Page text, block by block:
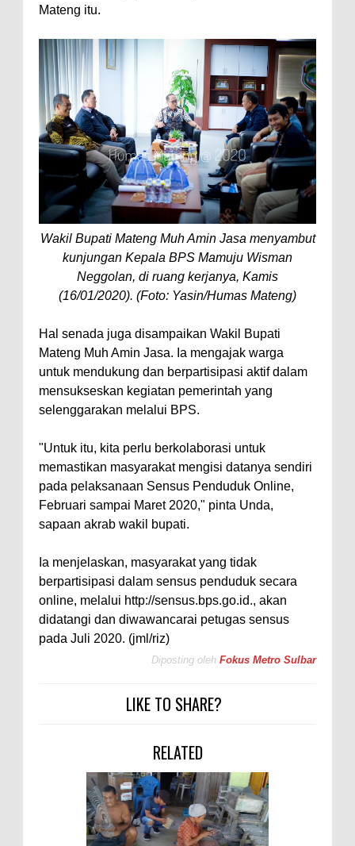
Mateng itu.
Wakil Bupati Mateng Muh Amin Jasa menyambut
kunjungan Kepala BPS Mamuju Wisman
Neggolan, di ruang kerjanya, Kamis
(16/01/2020). (Foto: Yasin/Humas Mateng)
Hal senada juga disampaikan Wakil Bupati
Mateng Muh Amin Jasa. Ia mengajak warga
untuk mendukung dan berpartisipasi aktif dalam
mensukseskan kegiatan pemerintah yang
selenggarakan melalui BPS.
"Untuk itu, kita perlu berkolaborasi untuk
memastikan masyarakat mengisi datanya sendiri
pada pelaksanaan Sensus Penduduk Online,
Februari sampai Maret 2020," pinta Unda,
sapaan akrab wakil bupati.
Ia menjelaskan, masyarakat yang tidak
berpartisipasi dalam sensus penduduk secara
online, melalui http://sensus.bps.go.id., akan
didatangi dan diwawancarai petugas sensus
pada Juli 2020. (jml/riz)
Diposting oleh Fokus Metro Sulbar
LIKE TO SHARE?
RELATED